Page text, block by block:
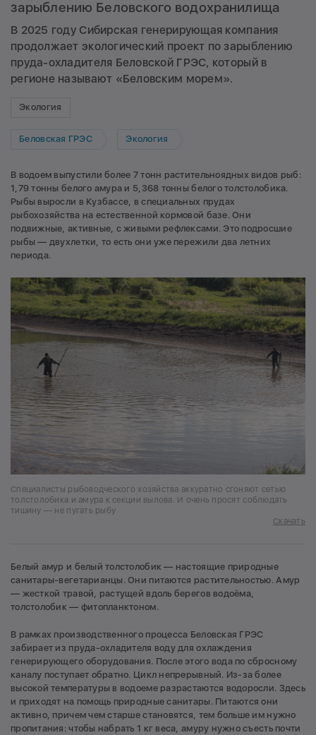
зарыблению Беловского водохранилища
В 2025 году Сибирская генерирующая компания
продолжает экологический проект по зарыблению
пруда-охладителя Беловской ГРЭС, который в
регионе называют «Беловским морем».
Экология
Беловская ГРЭС Экология
В водоем выпустили более 7 тонн растительноядных видов рыб:
1,79 тонны белого амура и 5,368 тонны белого толстолобика.
Рыбы выросли в Кузбассе, в специальных прудах
рыбохозяйства на естественной кормовой базе. Они
подвижные, активные, с живыми рефлексами. Это подросшие
рыбы — двухлетки, то есть они уже пережили два летних
периода.
Специалисты рыбоводческого хозяйства аккуратно сгоняют сетью
толстолобика и амура к секции вылова. И очень просят соблюдать
тишину — не пугать рыбу
Скачать
Белый амур и белый толстолобик — настоящие природные
санитары-вегетарианцы. Они питаются растительностью. Амур
— жесткой травой, растущей вдоль берегов водоёма,
толстолобик — фитопланктоном.
В рамках производственного процесса Беловская ГРЭС
забирает из пруда-охладителя воду для охлаждения
генерирующего оборудования. После этого вода по сбросному
каналу поступает обратно. Цикл непрерывный. Из-за более
высокой температуры в водоеме разрастаются водоросли. Здесь
и приходят на помощь природные санитары. Питаются они
активно, причем чем старше становятся, тем больше им нужно
пропитания: чтобы набрать 1 кг веса, амуру нужно съесть почти